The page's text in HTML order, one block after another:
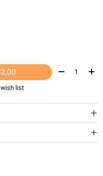
Quantité:
list